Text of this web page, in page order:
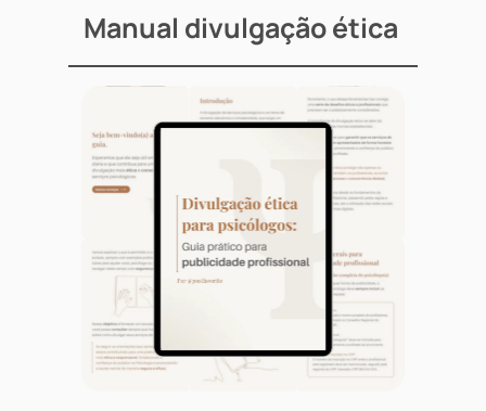
Manual divulgação ética